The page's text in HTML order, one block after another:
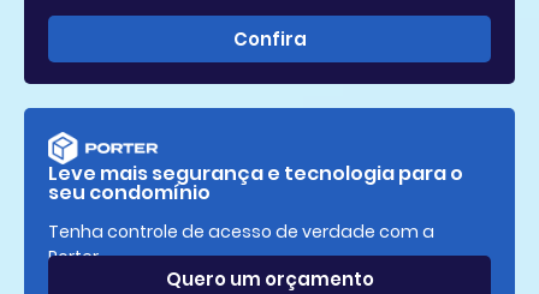
Confira
Leve mais segurança e tecnologia para o
seu condomínio
Tenha controle de acesso de verdade com a
Porter.
Quero um orçamento